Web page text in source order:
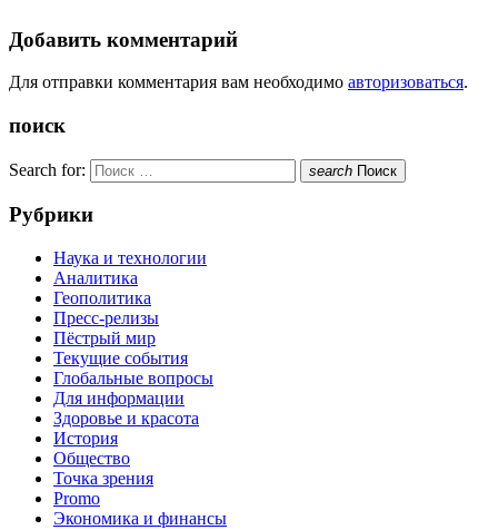
Добавить комментарий
Для отправки комментария вам необходимо авторизоваться.
поиск
Search for: search Поиск
Рубрики
Наука и технологии
Аналитика
Геополитика
Пресс-релизы
Пёстрый мир
Текущие события
Глобальные вопросы
Для информации
Здоровье и красота
История
Общество
Точка зрения
Promo
Экономика и финансы